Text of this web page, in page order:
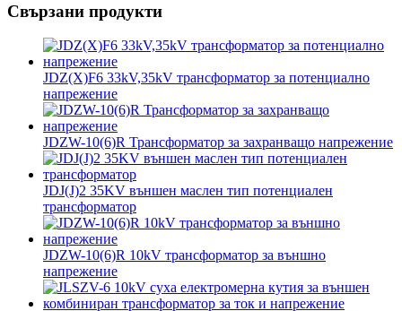
Свързани продукти
JDZ(X)F6 33kV,35kV трансформатор за потенциално
напрежение
JDZW-10(6)R Трансформатор за захранващо напрежение
JDJ(J)2 35KV външен маслен тип потенциален
трансформатор
JDZW-10(6)R 10kV трансформатор за външно
напрежение